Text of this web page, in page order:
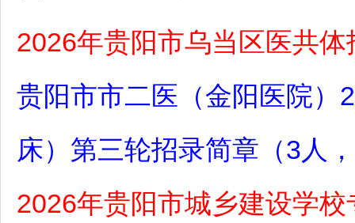
2026年贵阳市乌当区医共体
贵阳市市二医（金阳医院）
床）第三轮招录简章（3人
2026年贵阳市城乡建设学